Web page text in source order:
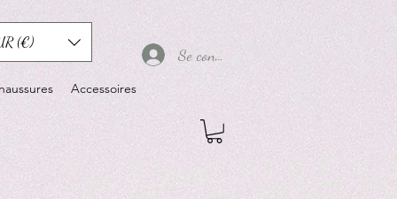
Accessoires
Se connecter
(€)